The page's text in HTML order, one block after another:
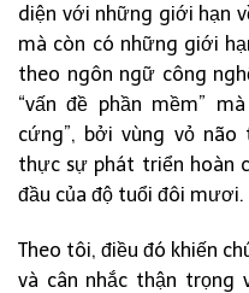
diện với những giới hạn
mà còn có những giới
theo ngôn ngữ công
“vấn đề phần mềm”
cứng”, bởi vùng vỏ
thực sự phát triển hoàn
đầu của độ tuổi đôi mươi.
Theo tôi, điều đó khiến
và cân nhắc thận trọng